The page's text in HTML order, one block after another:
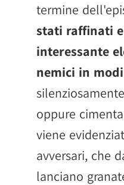
termine
stati raffinati
interessante
nemici in
oppure
viene
avversari, che
lanciano